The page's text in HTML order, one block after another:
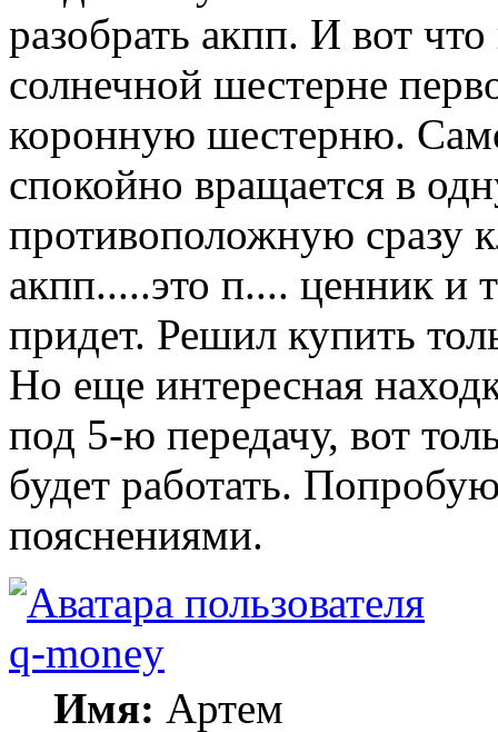
разобрать акпп. И вот
солнечной шестерне
коронную шестерню.
спокойно вращается в
противоположную сразу
акпп.....это п.... ценник и
придет. Решил купить
Но еще интересная
под 5-ю передачу, вот
будет работать.
пояснениями.
q-money
Имя: Артем